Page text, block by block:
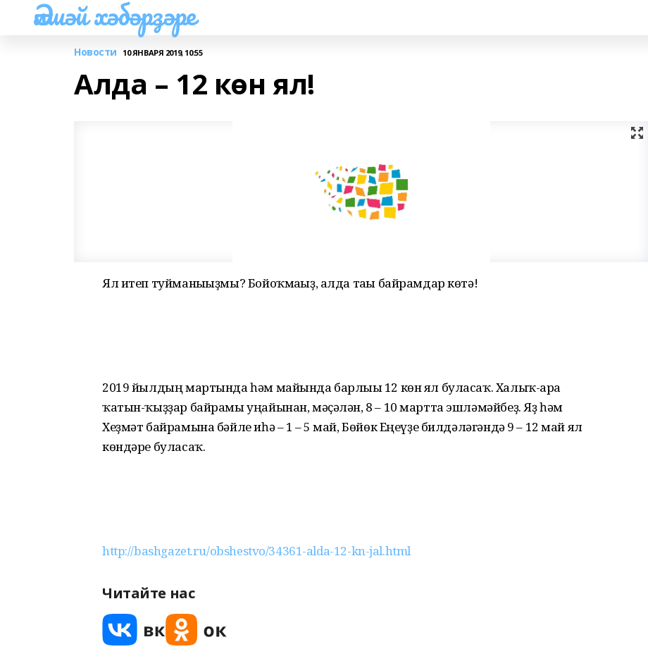
Әлшәй хәбәрҙәре
Новости 10 ЯНВАРЯ 2019, 10:55
Алда – 12 көн ял!
Ял итеп туйманығыҙмы? Бойоҡмағыҙ, алда тағы байрамдар көтә!
2019 йылдың мартында һәм майында барлығы 12 көн ял буласаҡ. Халыҡ-ара
ҡатын-ҡыҙҙар байрамы уңайынан, мәҫәлән, 8 – 10 мартта эшләмәйбеҙ. Яҙ һәм
Хеҙмәт байрамына бәйле иһә – 1 – 5 май, Бөйөк Еңеүҙе билдәләгәндә 9 – 12 май ял
көндәре буласаҡ.
http://bashgazet.ru/obshestvo/34361-alda-12-kn-jal.html
Читайте нас